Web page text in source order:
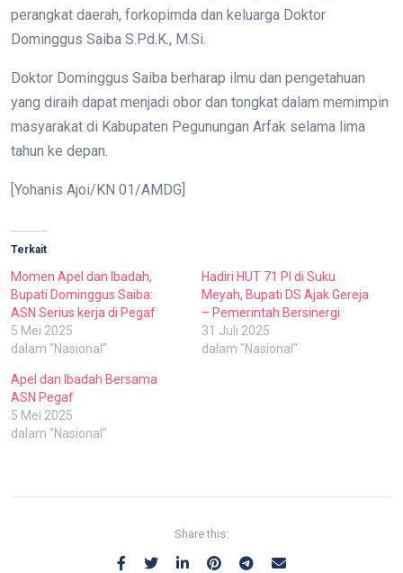
perangkat daerah, forkopimda dan keluarga Doktor
Dominggus Saiba S.Pd.K., M.Si.
Doktor Dominggus Saiba berharap ilmu dan pengetahuan
yang diraih dapat menjadi obor dan tongkat dalam memimpin
masyarakat di Kabupaten Pegunungan Arfak selama lima
tahun ke depan.
[Yohanis Ajoi/KN 01/AMDG]
Terkait
Momen Apel dan Ibadah,
Bupati Dominggus Saiba:
ASN Serius kerja di Pegaf
5 Mei 2025
dalam "Nasional"
Hadiri HUT 71 PI di Suku
Meyah, Bupati DS Ajak Gereja
– Pemerintah Bersinergi
31 Juli 2025
dalam "Nasional"
Apel dan Ibadah Bersama
ASN Pegaf
5 Mei 2025
dalam "Nasional"
Share this: